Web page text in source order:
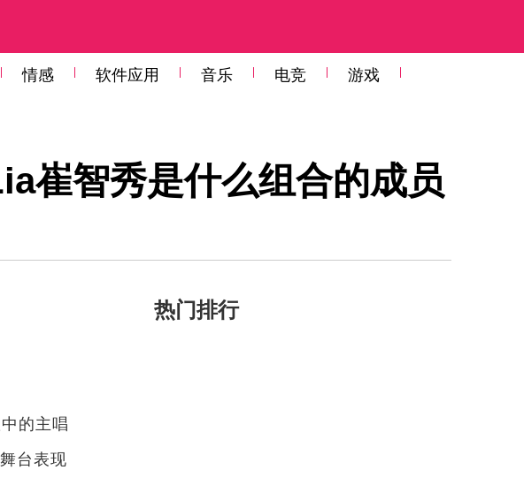
情感 软件应用 音乐 电竞 游戏
崔智秀是什么组合的成员
的主唱
台表现
热门排行